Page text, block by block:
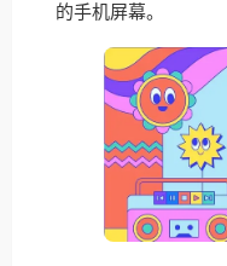
的手机屏幕。